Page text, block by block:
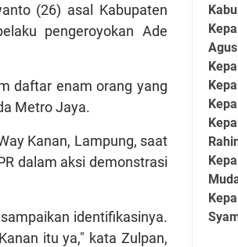
(26) asal Kabupaten
pengeroyokan Ade
daftar enam orang yang
Metro Jaya.
Kanan, Lampung, saat
dalam aksi demonstrasi
identifikasinya.
itu ya," kata Zulpan,